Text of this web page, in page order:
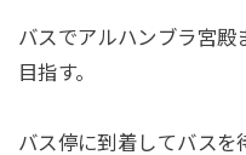
バスでアルハンブラ宮殿
目指す。
バス停に到着してバスを